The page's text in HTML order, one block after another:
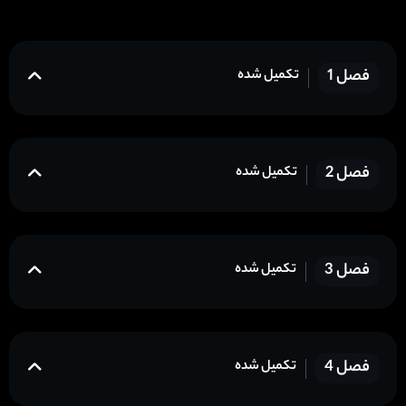
فصل 1 تکمیل شده
فصل 2 تکمیل شده
فصل 3 تکمیل شده
فصل 4 تکمیل شده